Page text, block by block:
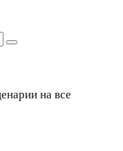
на все